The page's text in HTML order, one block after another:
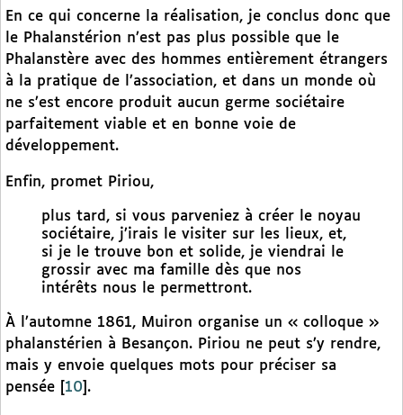
En ce qui concerne la réalisation, je conclus donc que
le Phalanstérion n’est pas plus possible que le
Phalanstère avec des hommes entièrement étrangers
à la pratique de l’association, et dans un monde où
ne s’est encore produit aucun germe sociétaire
parfaitement viable et en bonne voie de
développement.
Enfin, promet Piriou,
plus tard, si vous parveniez à créer le noyau
sociétaire, j’irais le visiter sur les lieux, et,
si je le trouve bon et solide, je viendrai le
grossir avec ma famille dès que nos
intérêts nous le permettront.
À l’automne 1861, Muiron organise un « colloque »
phalanstérien à Besançon. Piriou ne peut s’y rendre,
mais y envoie quelques mots pour préciser sa
pensée
10 .